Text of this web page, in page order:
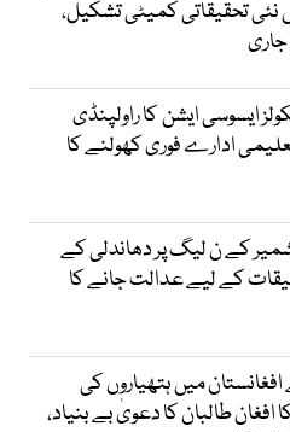
نئی تحقیقاتی کمیٹی تشکیل،
ایسوسی ایشن کا راولپنڈی
ادارے فوری کھولنے کا
کے ن لیگ پر دھاندلی کے
کے لیے عدالت جانے کا
میں ہتھیاروں کی
طالبان کا دعویٰ بے بنیاد،